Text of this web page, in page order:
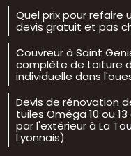
Quel prix pour refaire
devis gratuit et pas
Couvreur à Saint
complète de toiture
individuelle dans
Devis de rénovation
tuiles Oméga 10 ou
par l'extérieur à La
Lyonnais)